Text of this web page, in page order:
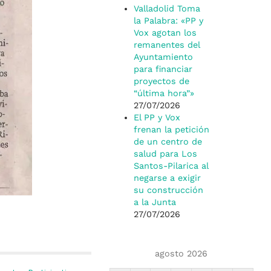
Valladolid Toma
la Palabra: «PP y
Vox agotan los
remanentes del
Ayuntamiento
para financiar
proyectos de
“última hora”»
27/07/2026
El PP y Vox
frenan la petición
de un centro de
salud para Los
Santos-Pilarica al
negarse a exigir
su construcción
a la Junta
27/07/2026
agosto 2026